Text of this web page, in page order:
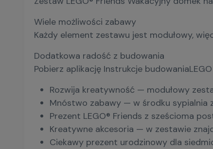
Wiele możliwości zabawy
Każdy element zestawu jest modułowy,
Dodatkowa radość z budowania
Pobierz aplikację Instrukcje
Rozwija kreatywność — modułowy
Mnóstwo zabawy — w środku sypialnia
Prezent LEGO® Friends z sześcioma
Kreatywne akcesoria — w zestawie
Ciekawy prezent urodzinowy dla